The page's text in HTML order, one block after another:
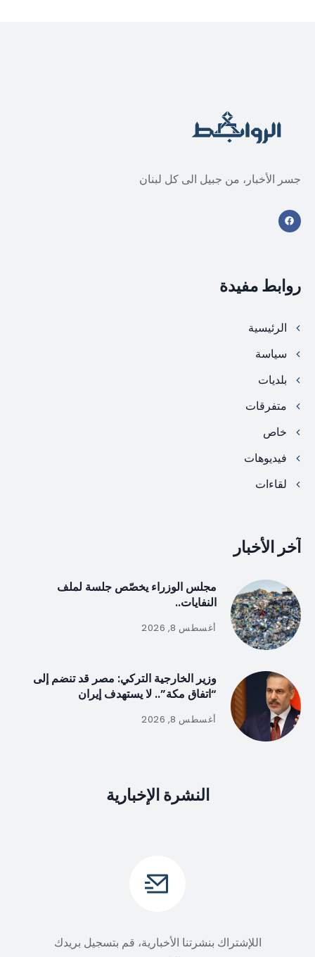
جسر الأخبار، من جبيل الى كل لبنان
روابط مفيدة
الرئيسية
سياسة
بلديات
متفرقات
خاص
فيديوهات
لقاءات
آخر الأخبار
مجلس الوزراء يخصّص جلسة لملف
النفايات..
أغسطس 8, 2026
وزير الخارجية التركي: مصر قد تنضم إلى
“اتفاق مكة”.. لا يستهدف إيران
أغسطس 8, 2026
النشرة الإخبارية
اللإشتراك بنشرتنا الأخبارية، قم بتسجيل بريدك